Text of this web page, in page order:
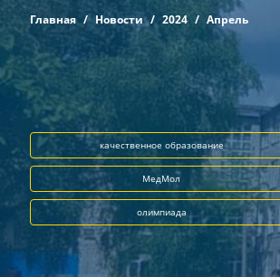
Главная Новости 2024 Апрель
качественное образование
МедМол
олимпиада